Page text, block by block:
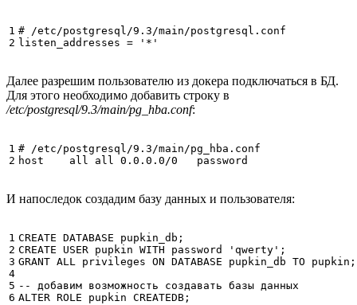
1
2
# /etc/postgresql/9.3/main/postgresql.conf
Далее разрешим пользователю из докера подключаться в БД.
Для этого необходимо добавить строку в
/etc/postgresql/9.3/main/pg_hba.conf:
1
2
# /etc/postgresql/9.3/main/pg_hba.conf
И напоследок создадим базу данных и пользователя:
1
2
3
4
5
6
CREATE DATABASE pupkin_db ;
CREATE
USER pupkin WITH password 'qwerty' ;
GRANT ALL privileges ON DATABASE pupkin_db TO pupkin ;
-- добавим возможность создавать базы данных
ALTER ROLE pupkin CREATEDB ;